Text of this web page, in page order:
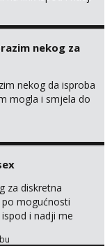
nekog za
nekog da isproba
mogla i smjela do
za diskretna
mogućnosti
i nadji me